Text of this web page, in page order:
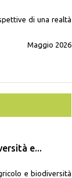
di una realtà
Maggio 2026
e...
e biodiversità